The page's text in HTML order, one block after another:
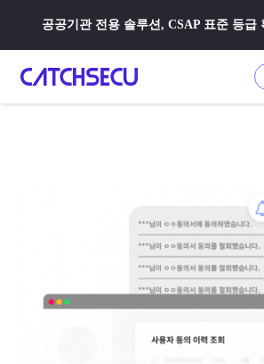
공공기관 전용 솔루션, CSAP 표준 등급